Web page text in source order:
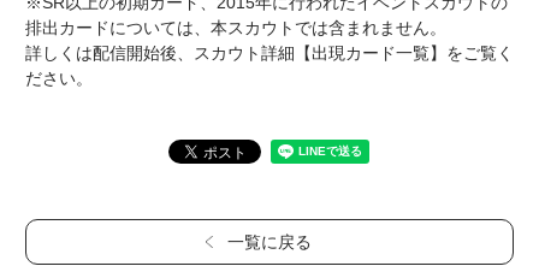
排出カードについては、本スカウトでは含まれません。
詳しくは配信開始後、スカウト詳細【出現カード一覧】をご覧く
ださい。
一覧に戻る